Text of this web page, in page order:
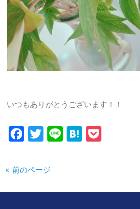
いつもありがとうございます！！
Facebook
Twitter
LineHatena
« 前のページ